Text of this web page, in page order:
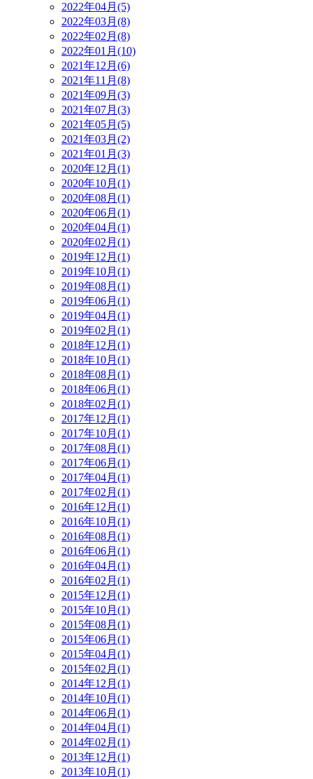
2022年04月(5)
2022年03月(8)
2022年02月(8)
2022年01月(10)
2021年12月(6)
2021年11月(8)
2021年09月(3)
2021年07月(3)
2021年05月(5)
2021年03月(2)
2021年01月(3)
2020年12月(1)
2020年10月(1)
2020年08月(1)
2020年06月(1)
2020年04月(1)
2020年02月(1)
2019年12月(1)
2019年10月(1)
2019年08月(1)
2019年06月(1)
2019年04月(1)
2019年02月(1)
2018年12月(1)
2018年10月(1)
2018年08月(1)
2018年06月(1)
2018年02月(1)
2017年12月(1)
2017年10月(1)
2017年08月(1)
2017年06月(1)
2017年04月(1)
2017年02月(1)
2016年12月(1)
2016年10月(1)
2016年08月(1)
2016年06月(1)
2016年04月(1)
2016年02月(1)
2015年12月(1)
2015年10月(1)
2015年08月(1)
2015年06月(1)
2015年04月(1)
2015年02月(1)
2014年12月(1)
2014年10月(1)
2014年06月(1)
2014年04月(1)
2014年02月(1)
2013年12月(1)
2013年10月(1)